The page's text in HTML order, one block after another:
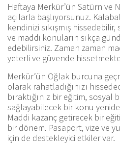
Haftaya Merkür’ün Satürn ve
açılarla başlıyorsunuz.
kendinizi sıkışmış
ve maddi konuların sıkça
edebilirsiniz. Zaman zaman
yeterli ve güvende
Merkür’ün Oğlak burcuna
olarak rahatladığınızı
bıraktığınız bir eğitim, sosyal
sağlayabilecek bir konu
Maddi kazanç getirecek bir
bir dönem. Pasaport, vize ve
için de destekleyici etkiler var.